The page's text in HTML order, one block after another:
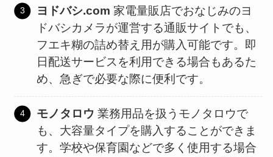
ヨドバシ.com 家電量販店でおなじみのヨ
ドバシカメラが運営する通販サイトでも、
フエキ糊の詰め替え用が購入可能です。即
日配送サービスを利用できる場合もあるた
め、急ぎで必要な際に便利です。
モノタロウ 業務用品を扱うモノタロウで
も、大容量タイプを購入することができま
す。学校や保育園などで多く使用する場合